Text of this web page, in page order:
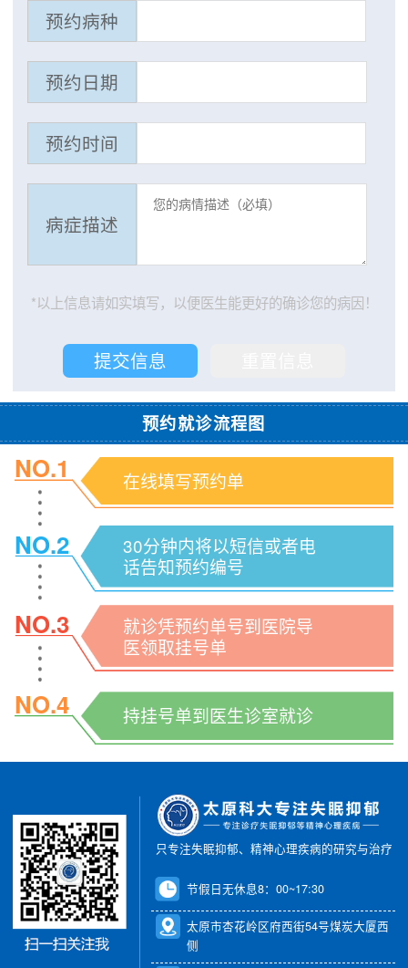
预约病种
预约日期
预约时间
病症描述
*以上信息请如实填写，以便医生能更好的确诊您的病因！
预约就诊流程图
NO.1 在线填写预约单
NO.2
30分钟内将以短信或者电
话告知预约编号
NO.3
就诊凭预约单号到医院导
医领取挂号单
NO.4 持挂号单到医生诊室就诊
只专注失眠抑郁、精神心理疾病的研究与治疗
节假日无休息8：00~17:30
太原市杏花岭区府西街54号煤炭大厦西
侧